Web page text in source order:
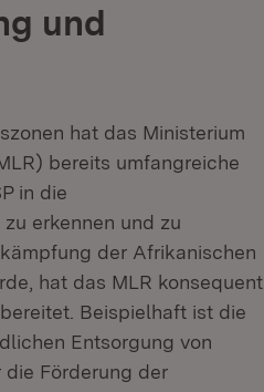
und
hat das Ministerium
bereits umfangreiche
in die
erkennen und zu
der Afrikanischen
hat das MLR konsequent
Beispielhaft ist die
Entsorgung von
Förderung der